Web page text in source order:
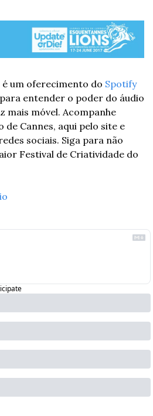
é um oferecimento do Spotify
entender o poder do áudio
mais móvel. Acompanhe
Cannes, aqui pelo site e
sociais. Siga para não
Festival de Criatividade do